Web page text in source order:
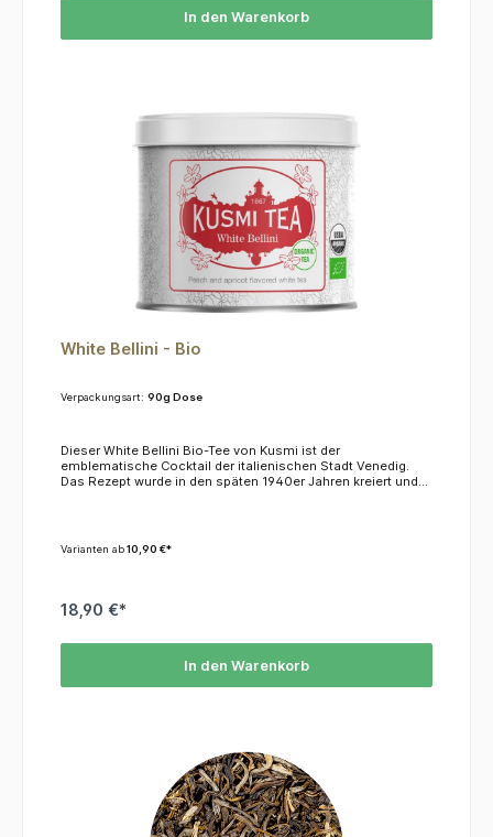
In den Warenkorb
White Bellini - Bio
Verpackungsart: 90g Dose
Dieser White Bellini Bio-Tee von Kusmi ist der
emblematische Cocktail der italienischen Stadt Venedig.
Das Rezept wurde in den späten 1940er Jahren kreiert und
Sinne mit einem Pfirsich-Aprikosen-Aroma. KoffeinDieser
Tee enthält kein KoffeinZutatenGrüner Tee*, natürliche
Varianten ab10,90 €*
18,90 €*
In den Warenkorb